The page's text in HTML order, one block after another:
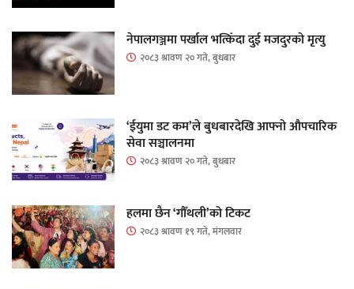
नेपालगञ्जमा पर्खाल भत्किँदा दुई मजदुरको मृत्यु
२०८३ श्रावण २० गते, बुधबार
‘ईयुमा डट कम’ले बुधबारदेखि आफ्नो औपचारिक
सेवा सञ्चालनमा
२०८३ श्रावण २० गते, बुधबार
हलमा छैन ‘गौँथली’को टिकट
२०८३ श्रावण १९ गते, मंगलवार